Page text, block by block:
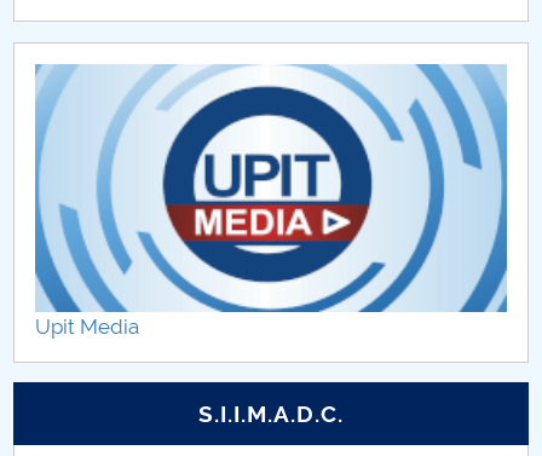
Upit Media
S.I.I.M.A.D.C.